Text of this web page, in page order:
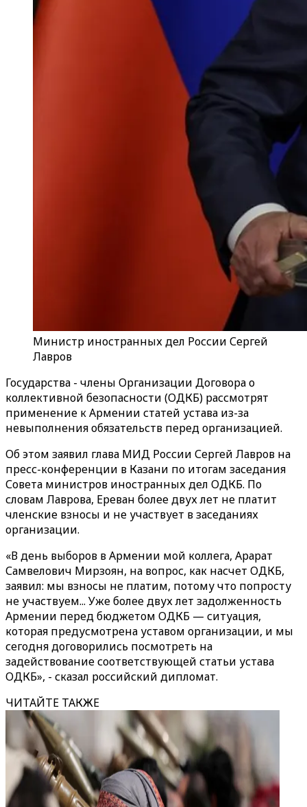
Министр иностранных дел России Сергей
Лавров
Государства - члены Организации Договора о
коллективной безопасности (ОДКБ) рассмотрят
применение к Армении статей устава из-за
невыполнения обязательств перед организацией.
Об этом заявил глава МИД России Сергей Лавров на
пресс-конференции в Казани по итогам заседания
Совета министров иностранных дел ОДКБ. По
словам Лаврова, Ереван более двух лет не платит
членские взносы и не участвует в заседаниях
организации.
«В день выборов в Армении мой коллега, Арарат
Самвелович Мирзоян, на вопрос, как насчет ОДКБ,
заявил: мы взносы не платим, потому что попросту
не участвуем... Уже более двух лет задолженность
Армении перед бюджетом ОДКБ — ситуация,
которая предусмотрена уставом организации, и мы
сегодня договорились посмотреть на
задействование соответствующей статьи устава
ОДКБ», - сказал российский дипломат.
ЧИТАЙТЕ ТАКЖЕ